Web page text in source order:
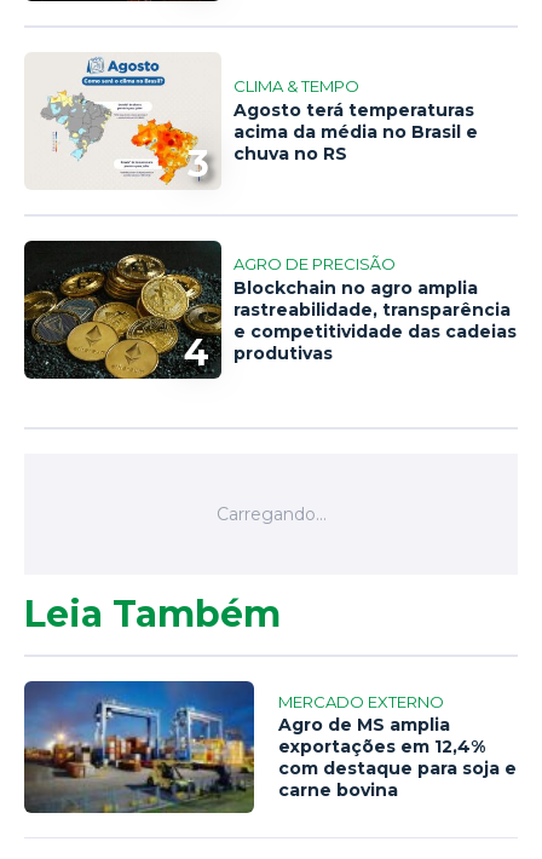
3
CLIMA & TEMPO
Agosto terá temperaturas
acima da média no Brasil e
chuva no RS
4
AGRO DE PRECISÃO
Blockchain no agro amplia
rastreabilidade, transparência
e competitividade das cadeias
produtivas
Leia Também
MERCADO EXTERNO
Agro de MS amplia
exportações em 12,4%
com destaque para soja e
carne bovina